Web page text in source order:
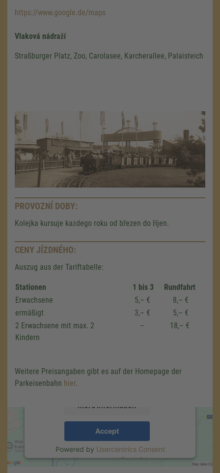
https://www.google.de/maps
Vlaková nádraží
Straßburger Platz, Zoo, Carolasee, Karcherallee, Palaisteich
PROVOZNÍ DOBY:
Kolejka kursuje każdego roku od březen do říjen.
CENY JÍZDNÉHO:
Auszug aus der Tariftabelle:
Stationen 1 bis 3
Rundfahrt
Erwachsene
5,– €
8,– €
ermäßigt
3,– €
5,– €
2 Erwachsene mit max. 2
Kindern
– 18,– €
Weitere Preisangaben gibt es auf der Homepage der
Parkeisenbahn hier.
We need your consent to load the
Google Maps service!
activity. Please review the details and accept
the service to see this map.
More Information
Accept
Powered by Usercentrics Consent
Management.eRecht24